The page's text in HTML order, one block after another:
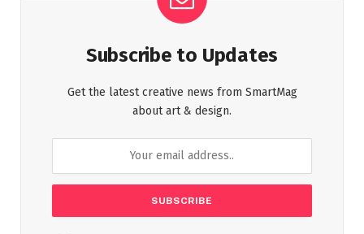
Subscribe to Updates
Get the latest creative news from SmartMag
about art & design.